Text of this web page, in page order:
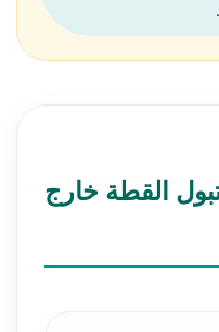
.
القطة خارج